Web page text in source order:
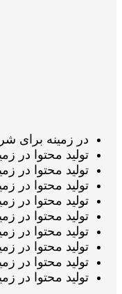
در زمینه برای شرکت در
تولید محتوا در
تولید محتوا در
تولید محتوا در زمینه
تولید محتوا در
تولید محتوا در
تولید محتوا در
تولید محتوا در
تولید محتوا در
تولید محتوا در زمینه